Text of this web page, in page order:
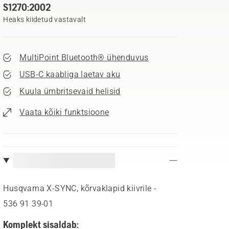
S1270:2002
Heaks kiidetud vastavalt
MultiPoint Bluetooth® ühenduvus
USB-C kaabliga laetav aku
Kuula ümbritsevaid helisid
Vaata kõiki funktsioone
Husqvarna X-SYNC, kõrvaklapid kiivrile -
536 91 39‑01
Komplekt sisaldab: